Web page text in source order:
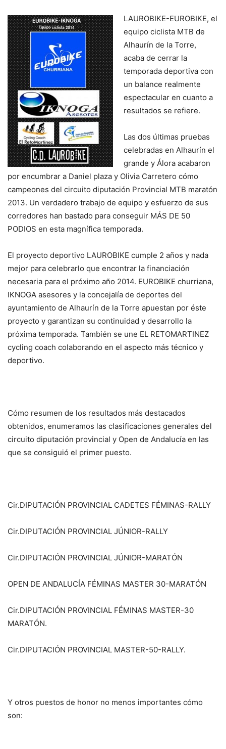
LAUROBIKE-EUROBIKE, el
equipo ciclista MTB de
Alhaurín de la Torre,
acaba de cerrar la
temporada deportiva con
un balance realmente
espectacular en cuanto a
resultados se refiere.
Las dos últimas pruebas
celebradas en Alhaurín el
grande y Álora acabaron
por encumbrar a Daniel plaza y Olivia Carretero cómo
campeones del circuito diputación Provincial MTB maratón
2013. Un verdadero trabajo de equipo y esfuerzo de sus
corredores han bastado para conseguir MÁS DE 50
PODIOS en esta magnífica temporada.
El proyecto deportivo LAUROBIKE cumple 2 años y nada
mejor para celebrarlo que encontrar la financiación
necesaria para el próximo año 2014. EUROBIKE churriana,
IKNOGA asesores y la concejalía de deportes del
ayuntamiento de Alhaurín de la Torre apuestan por éste
proyecto y garantizan su continuidad y desarrollo la
próxima temporada. También se une EL RETOMARTINEZ
cycling coach colaborando en el aspecto más técnico y
deportivo.
Cómo resumen de los resultados más destacados
obtenidos, enumeramos las clasificaciones generales del
circuito diputación provincial y Open de Andalucía en las
que se consiguió el primer puesto.
Cir.DIPUTACIÓN PROVINCIAL CADETES FÉMINAS-RALLY
Cir.DIPUTACIÓN PROVINCIAL JÚNIOR-RALLY
Cir.DIPUTACIÓN PROVINCIAL JÚNIOR-MARATÓN
OPEN DE ANDALUCÍA FÉMINAS MASTER 30-MARATÓN
Cir.DIPUTACIÓN PROVINCIAL FÉMINAS MASTER-30
MARATÓN.
Cir.DIPUTACIÓN PROVINCIAL MASTER-50-RALLY.
Y otros puestos de honor no menos importantes cómo
son: